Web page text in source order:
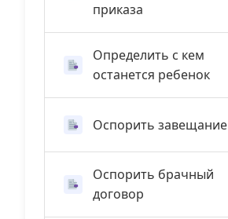
приказа
Определить с кем
останется ребенок
Оспорить завещание
Оспорить брачный
договор